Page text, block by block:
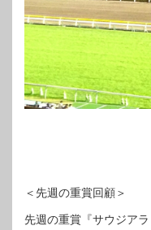
＜先週の重賞回顧＞
先週の重賞『サウジア